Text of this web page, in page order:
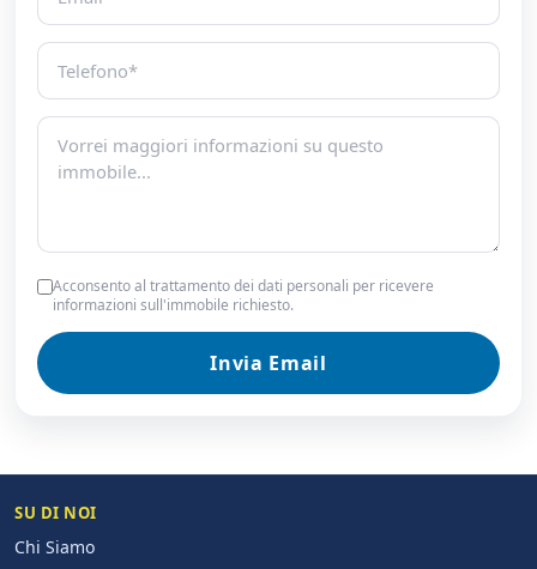
Acconsento al trattamento dei dati personali per ricevere
informazioni sull'immobile richiesto.
Invia Email
SU DI NOI
Chi Siamo